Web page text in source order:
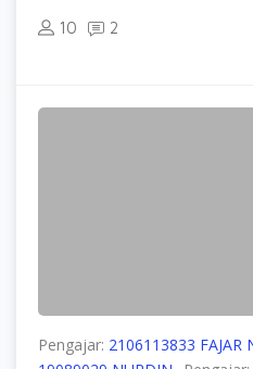
10 2
Pengajar: 2106113833 FAJAR